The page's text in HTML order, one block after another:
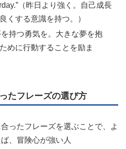
（昨日より強く。自己成長
くする意識を持つ。）
を持つ勇気を。大きな夢を抱
めに行動することを励ま
たフレーズの選び方
ったフレーズを選ぶことで、よ
、冒険心が強い人